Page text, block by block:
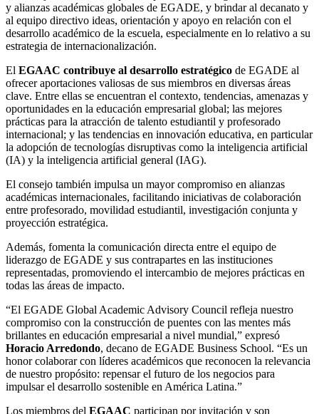
y alianzas académicas globales de EGADE, y brindar al decanato y
al equipo directivo ideas, orientación y apoyo en relación con el
desarrollo académico de la escuela, especialmente en lo relativo a su
estrategia de internacionalización.
El EGAAC contribuye al desarrollo estratégico de EGADE al
ofrecer aportaciones valiosas de sus miembros en diversas áreas
clave. Entre ellas se encuentran el contexto, tendencias, amenazas y
oportunidades en la educación empresarial global; las mejores
prácticas para la atracción de talento estudiantil y profesorado
internacional; y las tendencias en innovación educativa, en particular
la adopción de tecnologías disruptivas como la inteligencia artificial
(IA) y la inteligencia artificial general (IAG).
El consejo también impulsa un mayor compromiso en alianzas
académicas internacionales, facilitando iniciativas de colaboración
entre profesorado, movilidad estudiantil, investigación conjunta y
proyección estratégica.
Además, fomenta la comunicación directa entre el equipo de
liderazgo de EGADE y sus contrapartes en las instituciones
representadas, promoviendo el intercambio de mejores prácticas en
todas las áreas de impacto.
“El EGADE Global Academic Advisory Council refleja nuestro
compromiso con la construcción de puentes con las mentes más
brillantes en educación empresarial a nivel mundial,” expresó
Horacio Arredondo, decano de EGADE Business School. “Es un
honor colaborar con líderes académicos que reconocen la relevancia
de nuestro propósito: repensar el futuro de los negocios para
impulsar el desarrollo sostenible en América Latina.”
Los miembros del EGAAC participan por invitación y son